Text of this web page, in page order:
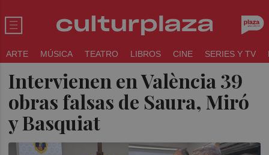
ARTE MÚSICA TEATRO LIBROS CINE SERIES Y TV
Intervienen en València 39
obras falsas de Saura, Miró
y Basquiat